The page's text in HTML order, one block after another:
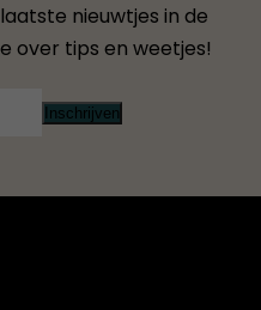
nieuwtjes in de
over tips en weetjes!
Inschrijven